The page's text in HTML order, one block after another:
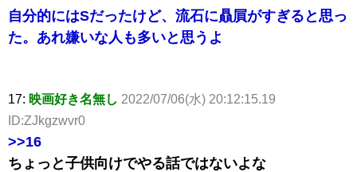
自分的にはSだったけど、流石に贔屓がすぎると思っ
た。あれ嫌いな人も多いと思うよ
17: 映画好き名無し 2022/07/06(水) 20:12:15.19
ID:ZJkgzwvr0
>>16
ちょっと子供向けでやる話ではないよな